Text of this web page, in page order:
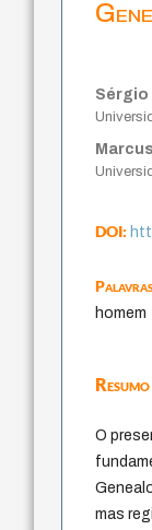
Sérgio
DOI:
homem
Resumo
O
mas